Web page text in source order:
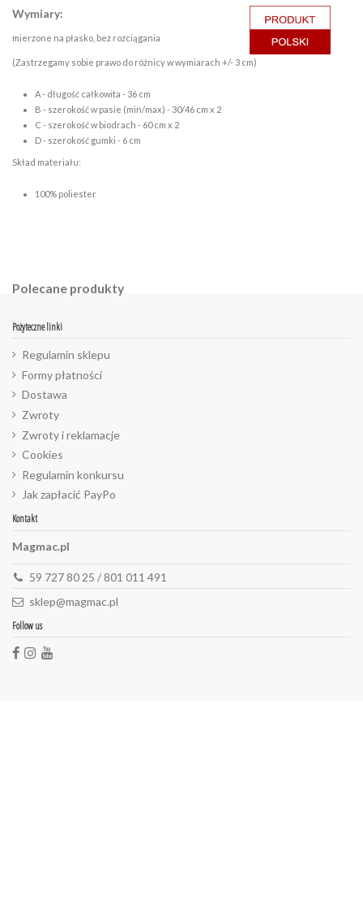
Wymiary:
mierzone na płasko, bez rozciągania
(Zastrzegamy sobie prawo do różnicy w wymiarach +/- 3 cm)
A - długość całkowita - 36 cm
B - szerokość w pasie (min/max) - 30/46 cm x 2
C - szerokość w biodrach - 60 cm x 2
D - szerokość gumki - 6 cm
Skład materiału:
100% poliester
Polecane produkty
Pożyteczne linki
Regulamin sklepu
Formy płatności
Dostawa
Zwroty
Zwroty i reklamacje
Cookies
Regulamin konkursu
Jak zapłacić PayPo
Kontakt
Magmac.pl
59 727 80 25 / 801 011 491
sklep@magmac.pl
Follow us